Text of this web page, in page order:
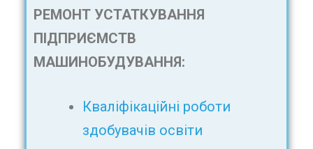
РЕМОНТ УСТАТКУВАННЯ
ПІДПРИЄМСТВ
МАШИНОБУДУВАННЯ:
Кваліфікаційні роботи
здобувачів освіти